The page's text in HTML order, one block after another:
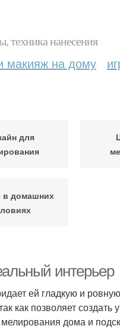
техника нанесения
макияж на дому
для
домашних
интерьер
ей гладкую и
как позволяет создать
дома и